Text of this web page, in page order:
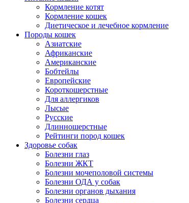
Кормление котят
Кормление кошек
Диетическое и лечебное кормление
Породы кошек
Азиатские
Африканские
Американские
Бобтейлы
Европейские
Короткошерстные
Для аллергиков
Лысые
Русские
Длинношерстные
Рейтинги пород кошек
Здоровье собак
Болезни глаз
Болезни ЖКТ
Болезни мочеполовой системы
Болезни ОДА у собак
Болезни органов дыхания
Болезни сердца